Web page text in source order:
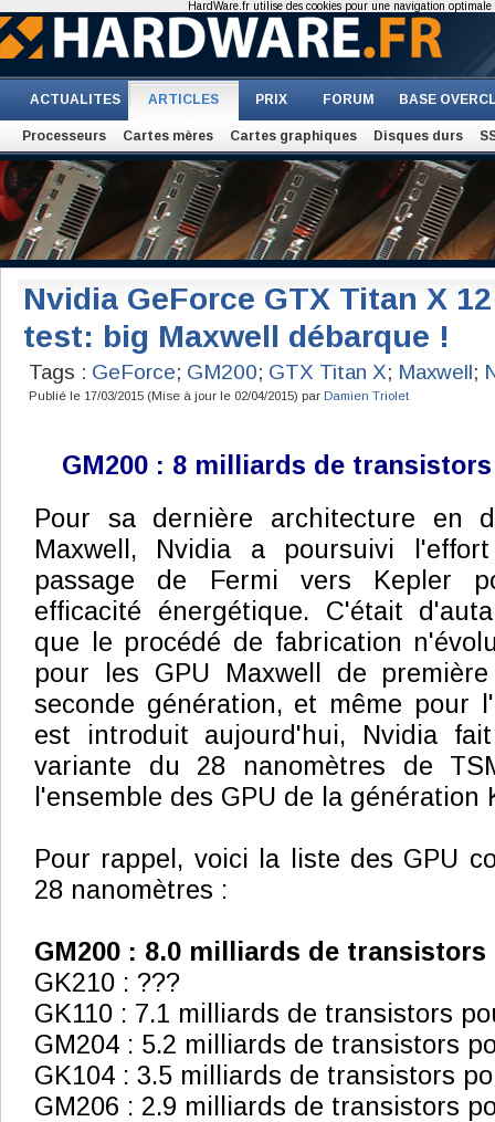
ACTUALITES ARTICLES PRIX FORUM BASE
Processeurs Cartes mères Cartes graphiques Disques durs
Nvidia GeForce GTX Titan X
test: big Maxwell débarque !
Tags : GeForce; GM200; GTX Titan X; Maxwell;
Publié le 17/03/2015 (Mise à jour le 02/04/2015) par Damien Triolet
GM200 : 8 milliards de transistors
Pour sa dernière architecture en
Maxwell, Nvidia a poursuivi
passage de Fermi vers Kepler
efficacité énergétique. C'était
que le procédé de fabrication
pour les GPU Maxwell de
seconde génération, et même pour
est introduit aujourd'hui, Nvidia
variante du 28 nanomètres de
l'ensemble des GPU de la génération
Pour rappel, voici la liste des GPU
28 nanomètres :
GM200 : 8.0 milliards de transistors
GK210 : ???
GK110 : 7.1 milliards de transistors
GM204 : 5.2 milliards de transistors
GK104 : 3.5 milliards de transistors
GM206 : 2.9 milliards de transistors
HardWare.fr utilise des cookies pour une navigation